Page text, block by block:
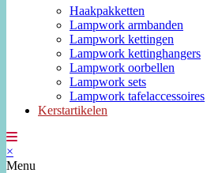
Haakpakketten
Lampwork armbanden
Lampwork kettingen
Lampwork kettinghangers
Lampwork oorbellen
Lampwork sets
Lampwork tafelaccessoires
Kerstartikelen
×
Menu